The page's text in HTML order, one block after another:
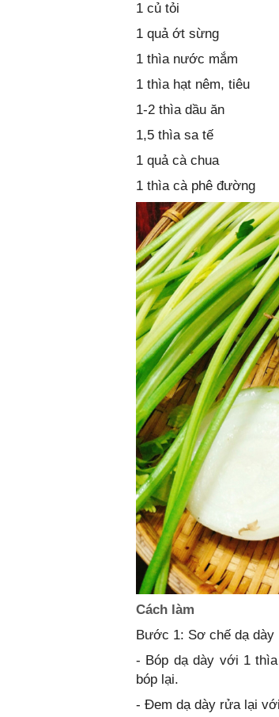
1 củ tỏi
1 quả ớt sừng
1 thìa nước mắm
1 thìa hạt nêm, tiêu
1-2 thìa dầu ăn
1,5 thìa sa tế
1 quả cà chua
1 thìa cà phê đường
Cách làm
Bước 1: Sơ chế dạ dày
- Bóp dạ dày với 1
bóp lại.
- Đem dạ dày rửa lại